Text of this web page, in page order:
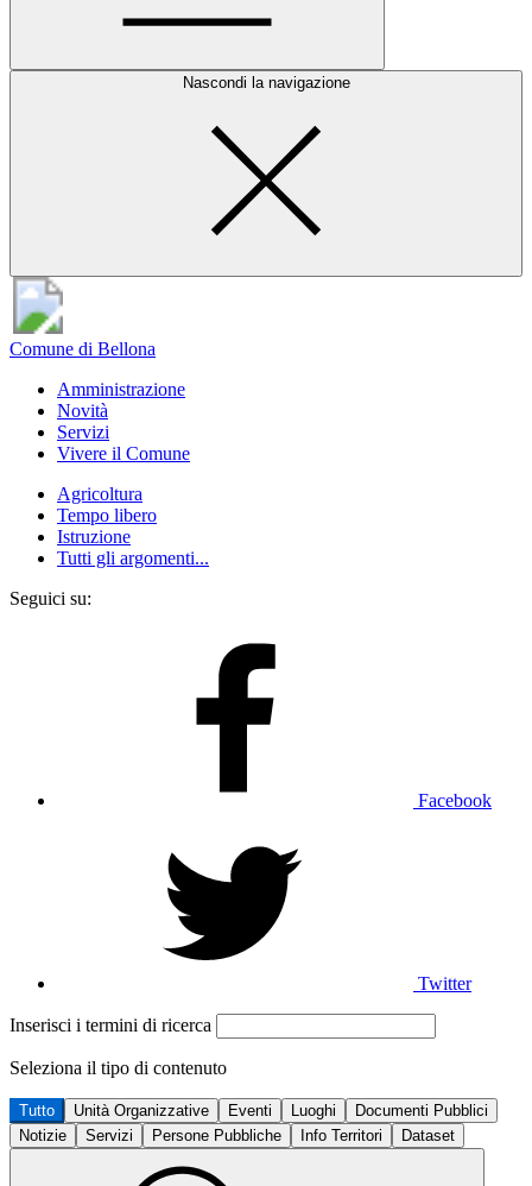
Nascondi la navigazione
Comune di Bellona
Amministrazione
Novità
Servizi
Vivere il Comune
Agricoltura
Tempo libero
Istruzione
Tutti gli argomenti...
Seguici su:
Facebook
Twitter
Inserisci i termini di ricerca
Seleziona il tipo di contenuto
Tutto Unità Organizzative Eventi Luoghi
Documenti Pubblici
Notizie
Servizi Persone Pubbliche Info Territori Dataset